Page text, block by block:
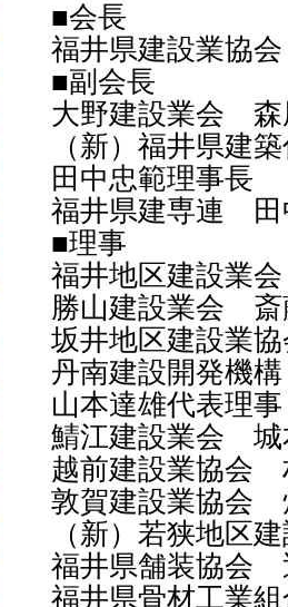
■会長
福井県建設業協
■副会長
大野建設業会 森
（新）福井県
田中忠範理事長
福井県建専連 田
■理事
福井地区建設業
勝山建設業会 斎
坂井地区建設業
丹南建設開発機
山本達雄代表理事
鯖江建設業会 城
越前建設業協会
敦賀建設業協会
（新）若狭地区
福井県舗装協会
福井県骨材工業